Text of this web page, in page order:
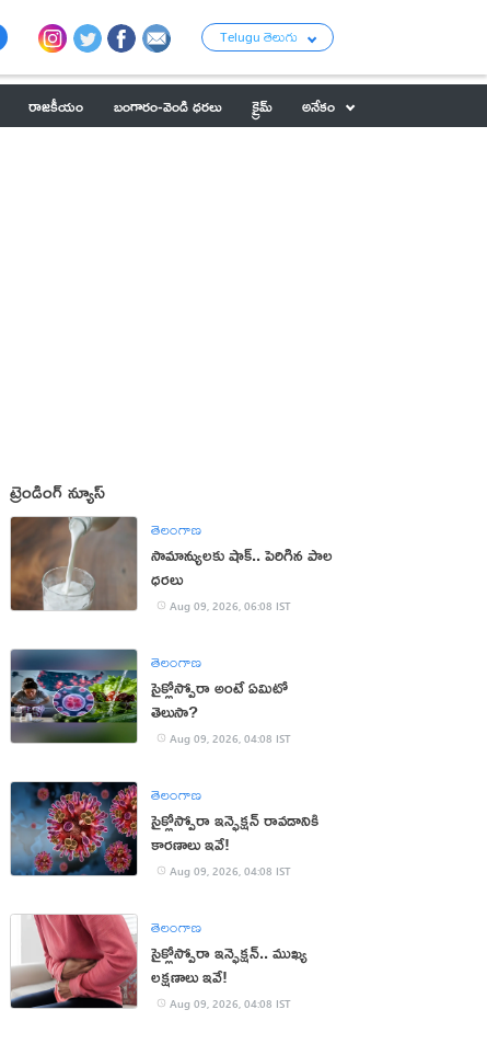
Telugu తెలుగు
రాజకీయం బంగారం-వెండి ధరలు క్రైమ్
అనేకం
ట్రెండింగ్ న్యూస్
తెలంగాణ
సామాన్యులకు షాక్.. పెరిగిన పాల
ధరలు
Aug 09, 2026, 06:08 IST
తెలంగాణ
సైక్లోస్పోరా అంటే ఏమిటో
తెలుసా?
Aug 09, 2026, 04:08 IST
తెలంగాణ
సైక్లోస్పోరా ఇన్ఫెక్షన్ రావడానికి
కారణాలు ఇవే!
Aug 09, 2026, 04:08 IST
తెలంగాణ
సైక్లోస్పోరా ఇన్ఫెక్షన్.. ముఖ్య
లక్షణాలు ఇవే!
Aug 09, 2026, 04:08 IST